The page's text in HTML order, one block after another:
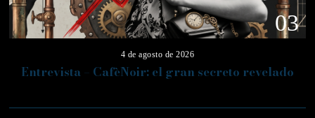
03
4 de agosto de 2026
Entrevista – CafèNoir: el gran secreto revelado